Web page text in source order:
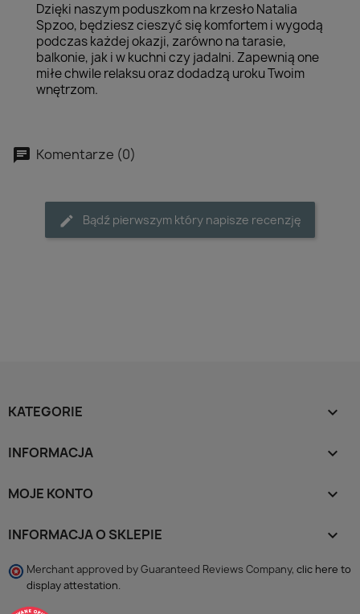
Dzięki naszym poduszkom na krzesło Natalia
Spzoo, będziesz cieszyć się komfortem i wygodą
podczas każdej okazji, zarówno na tarasie,
balkonie, jak i w kuchni czy jadalni. Zapewnią one
miłe chwile relaksu oraz dodadzą uroku Twoim
wnętrzom.
Komentarze (0)
Bądź pierwszym który napisze recenzję
KATEGORIE 
INFORMACJA 
MOJE KONTO 
INFORMACJA O SKLEPIE keyboard_arrow_down
Merchant approved by Guaranteed Reviews Company, clic here to
display attestation.